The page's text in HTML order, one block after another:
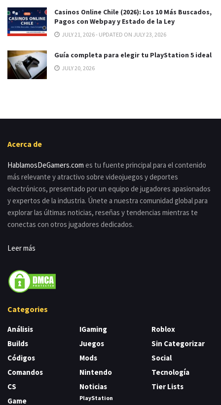
Casinos Online Chile (2026): Los 10 Más Buscados,
Pagos con Webpay y Estado de la Ley
JULY 21, 2026 - UPDATED ON JULY 23, 2026
Guía completa para elegir tu PlayStation 5 ideal
JULY 20, 2026
Acerca de
HablamosDeGamers.com es tu fuente principal para el contenido
más relevante y atractivo sobre videojuegos y deportes
electrónicos, presentado por un equipo de jugadores apasionados
y expertos de la industria. Únete a nuestra comunidad global para
explorar las últimas noticias, reseñas y tendencias mientras te
conectas con otros jugadores dedicados.
Leer más
Categories
Análisis
Builds
Códigos
Comandos
CS
Game
IGaming
Juegos
Mods
Nintendo
Noticias
PlayStation
Roblox
Sin Categorizar
Social
Tecnología
Tier Lists